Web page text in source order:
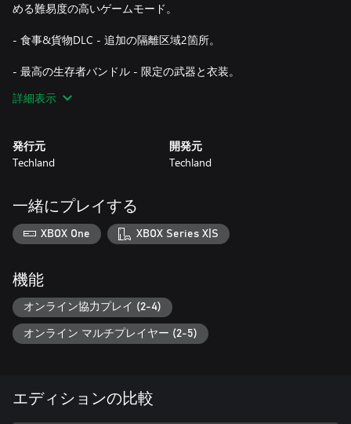
める難易度の高いゲームモード。
- 食事&貨物DLC - 追加の隔離区域2箇所。
- 最高の生存者バンドル - 限定の武器と衣装。
さらに広大なオープンワールド体験を希望の方は、ゾンビアク
ションの5周年を記念したDying Light: Anniversary Editionをどう
2015年シーズンパス
シーズンパスでは、絶賛された最大拡張版のDying Light: The
要なDLCパックにアクセスできます。また、マルチプレイヤー
の「ビー・ザ・ゾンビ」モードや「ボザックホード」、追加ミ
ッション、限定アイテムをお楽しみいただけます。
このシーズンパスには、Dying Light：Hellraidは含まれません。
2018年に追加された膨大な新コンテンツ。新キャラクターや新
詳細表示
発行元
Techland
開発元
Techland
一緒にプレイする
XBOX One XBOX Series X|S
機能
オンライン協力プレイ (2-4)
オンライン マルチプレイヤー (2-5)
エディションの比較